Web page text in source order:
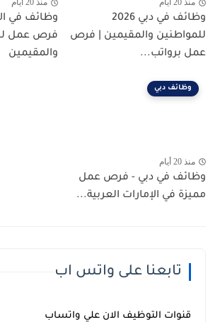
منذ 20 أيام
وظائف في دبي 2026
للمواطنين والمقيمين | فرص
عمل برواتب...
منذ 20 أيام
فرص عمل
والمقيمين
وظائف دبي
منذ 20 أيام
وظائف في دبي - فرص عمل
مميزة في الإمارات العربية...
تابعنا على واتس اب
قنوات التوظيف الان علي واتساب